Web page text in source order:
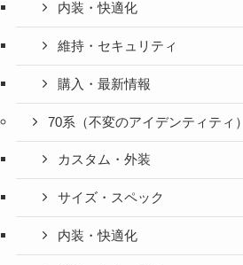
内装・快適化
維持・セキュリティ
購入・最新情報
70系（不変のアイデンティティ）
カスタム・外装
サイズ・スペック
内装・快適化